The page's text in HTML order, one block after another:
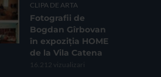
CLIPA DE ARTA
Fotografii de
Bogdan Gîrbovan
în expoziția HOME
de la Vila Catena
16.212 vizualizari